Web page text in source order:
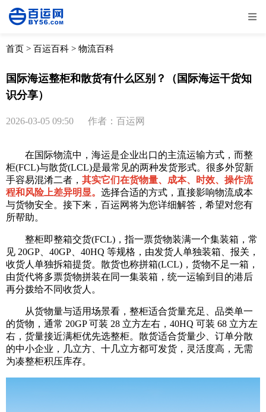
全部 物流资讯
首页 > 百运百科 > 物流百科
国际海运整柜和散货有什么区别？（国际海运干货知
识分享）
2026-03-05 09:50 作者：百运网
在国际物流中，海运是企业出口的主流运输方式，而整
柜(FCL)与散货(LCL)是最常见的两种发货形式。很多外贸新
手容易混淆二者， 其实它们在货物量、成本、时效、操作流
程和风险上差异明显。 选择合适的方式，直接影响物流成本
与货物安全。接下来，百运网将为您详细解答，希望对您有
所帮助。
整柜即整箱交货(FCL)，指一票货物装满一个集装箱，常
见 20GP、40GP、40HQ 等规格，由发货人单独装箱、报关，
收货人单独拆箱提货。散货也称拼箱(LCL)，货物不足一箱，
由货代将多票货物拼装在同一集装箱，统一运输到目的港后
再分拨给不同收货人。
从货物量与适用场景看，整柜适合货量充足、品类单一
的货物，通常 20GP 可装 28 立方左右，40HQ 可装 68 立方左
右，货量接近满柜优先选整柜。散货适合货量少、订单分散
的中小企业，几立方、十几立方都可发货，灵活度高，无需
为凑整柜积压库存。